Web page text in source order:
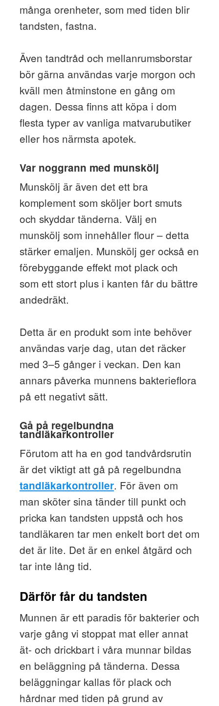
många orenheter, som med tiden blir
tandsten, fastna.
Även tandtråd och mellanrumsborstar
bör gärna användas varje morgon och
kväll men åtminstone en gång om
dagen. Dessa finns att köpa i dom
flesta typer av vanliga matvarubutiker
eller hos närmsta apotek.
Var noggrann med munskölj
Munskölj är även det ett bra
komplement som sköljer bort smuts
och skyddar tänderna. Välj en
munskölj som innehåller flour – detta
stärker emaljen. Munskölj ger också en
förebyggande effekt mot plack och
som ett stort plus i kanten får du bättre
andedräkt.
Detta är en produkt som inte behöver
användas varje dag, utan det räcker
med 3–5 gånger i veckan. Den kan
annars påverka munnens bakterieflora
på ett negativt sätt.
Gå på regelbundna
tandläkarkontroller
Förutom att ha en god tandvårdsrutin
är det viktigt att gå på regelbundna
tandläkarkontroller. För även om
man sköter sina tänder till punkt och
pricka kan tandsten uppstå och hos
tandläkaren tar men enkelt bort det om
det är lite. Det är en enkel åtgärd och
tar inte lång tid.
Därför får du tandsten
Munnen är ett paradis för bakterier och
varje gång vi stoppat mat eller annat
ät- och drickbart i våra munnar bildas
en beläggning på tänderna. Dessa
beläggningar kallas för plack och
hårdnar med tiden på grund av